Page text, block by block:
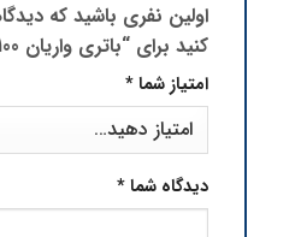
اولین نفری باشید که
کنید برای “باتری واریان 100 آمپر”
امتیاز شما*
دیدگاه شما*